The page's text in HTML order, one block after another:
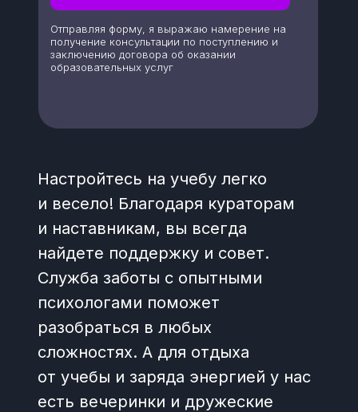
Отправляя форму, я выражаю намерение на
получение консультации по поступлению и
заключению договора об оказании
образовательных услуг
Настройтесь на учебу легко
и весело! Благодаря кураторам
и наставникам, вы всегда
найдете поддержку и совет.
Служба заботы с опытными
психологами поможет
разобраться в любых
сложностях. А для отдыха
от учебы и заряда энергией у нас
есть вечеринки и дружеские